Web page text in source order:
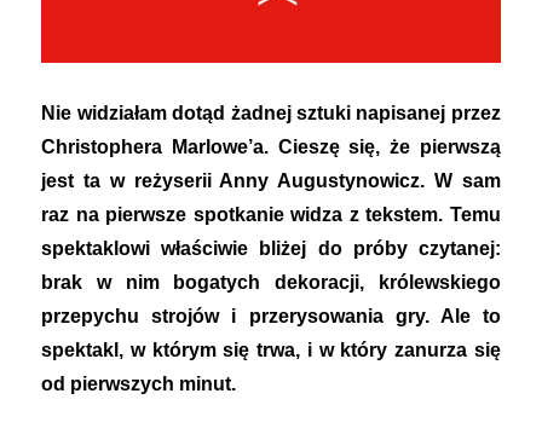
Nie widziałam dotąd żadnej sztuki napisanej przez
Christophera Marlowe’a. Cieszę się, że pierwszą
jest ta w reżyserii Anny Augustynowicz. W sam
raz na pierwsze spotkanie widza z tekstem. Temu
spektaklowi właściwie bliżej do próby czytanej:
brak w nim bogatych dekoracji, królewskiego
przepychu strojów i przerysowania gry. Ale to
spektakl, w którym się trwa, i w który zanurza się
od pierwszych minut.